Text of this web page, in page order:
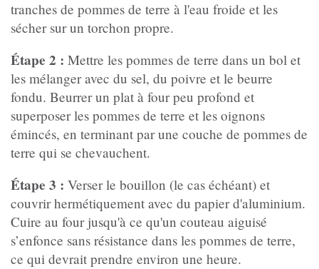
tranches de pommes de terre à l'eau froide et les
sécher sur un torchon propre.
Étape 2 : Mettre les pommes de terre dans un bol et
les mélanger avec du sel, du poivre et le beurre
fondu. Beurrer un plat à four peu profond et
superposer les pommes de terre et les oignons
émincés, en terminant par une couche de pommes de
terre qui se chevauchent.
Étape 3 : Verser le bouillon (le cas échéant) et
couvrir hermétiquement avec du papier d'aluminium.
Cuire au four jusqu'à ce qu'un couteau aiguisé
s’enfonce sans résistance dans les pommes de terre,
ce qui devrait prendre environ une heure.